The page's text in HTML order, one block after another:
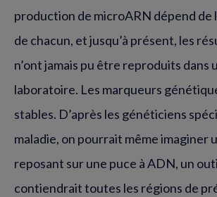
production de microARN dépend de
de chacun, et jusqu’à présent, les
n’ont jamais pu être reproduits dans
laboratoire. Les marqueurs
stables. D’après les généticiens
maladie, on pourrait même imaginer
reposant sur une puce à ADN, un
contiendrait toutes les régions de